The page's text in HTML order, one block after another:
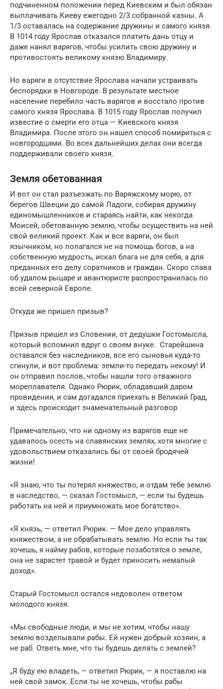
подчиненном положении перед Киевским и был обязан
выплачивать Киеву ежегодно 2/3 собранной казны. А
1/3 оставалась на содержание дружины и самого князя.
В 1014 году Ярослав отказался платить дань отцу и
даже нанял варягов, чтобы усилить свою дружину и
противостоять великому князю Владимиру.
Но варяги в отсутствие Ярослава начали устраивать
беспорядки в Новгороде. В результате местное
население перебило часть варягов и восстало против
самого князя Ярослава. В 1015 году Ярослав получил
известие о смерти его отца — Киевского князя
Владимира. После этого он нашел способ помириться с
новгородцами. Во всех дальнейших делах они всегда
поддерживали своего князя.
Земля обетованная
И вот он стал разъезжать по Варяжскому морю, от
берегов Швеции до самой Ладоги, собирая дружину
единомышленников и стараясь найти, как некогда
Моисей, обетованную землю, чтобы осуществить на ней
свой великий проект. Как и все варяги, он был
язычником, но полагался не на помощь богов, а на
собственную мудрость, искал блага не для себя, а для
преданных его делу соратников и граждан. Скоро слава
об удалом рыцаре и авантюристе распространилась по
всей северной Европе.
Откуда же пришел призыв?
Призыв пришел из Словении, от дедушки Гостомысла,
который вспомнил вдруг о своем внуке. Старейшина
оставался без наследников, все его сыновья куда-то
сгинули, и вот проблема: земли-то передать некому! И
он отправил послов, чтобы нашли того отважного
мореплавателя. Однако Рюрик, обладавший даром
провидения, и сам догадался приехать в Великий Град,
и здесь происходит знаменательный разговор
Примечательно, что ни одному из варягов еще не
удавалось осесть на славянских землях, хотя многие с
удовольствием отказались бы от своей бродячей
жизни!
«Я знаю, что ты потерял княжество, и отдам тебе землю
в наследство, — сказал Гостомысл, — если ты будешь
работать на ней и приумножать мое богатство».
«Я князь, — ответил Рюрик. — Мое дело управлять
княжеством, а не обрабатывать землю. Но если ты так
хочешь, я найму рабов, которые позаботятся о земле,
она не зарастет травой и будет приносить немалый
доход».
Старый Гостомысл остался недоволен ответом
молодого князя.
«Мы свободные люди, и мы не хотим, чтобы нашу
землю возделывали рабы. Ей нужен добрый хозяин, а
не раб. Ответь мне, что ты будешь делать с землей?
„Я буду ею владеть, — ответил Рюрик, — я поставлю на
ней свой замок. Если ты не хочешь, чтобы рабы